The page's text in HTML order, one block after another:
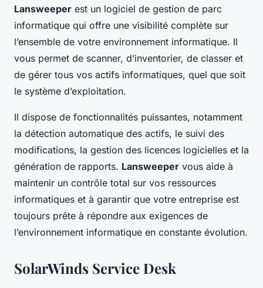
Lansweeper est un logiciel de gestion de parc
informatique qui offre une visibilité complète sur
l’ensemble de votre environnement informatique. Il
vous permet de scanner, d’inventorier, de classer et
de gérer tous vos actifs informatiques, quel que soit
le système d’exploitation.
Il dispose de fonctionnalités puissantes, notamment
la détection automatique des actifs, le suivi des
modifications, la gestion des licences logicielles et la
génération de rapports. Lansweeper vous aide à
maintenir un contrôle total sur vos ressources
informatiques et à garantir que votre entreprise est
toujours prête à répondre aux exigences de
l’environnement informatique en constante évolution.
SolarWinds Service Desk